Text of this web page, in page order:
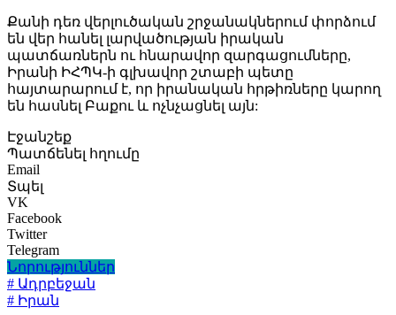
Քանի դեռ վերլուծական շրջանակներում փորձում
են վեր հանել լարվածության իրական
պատճառներն ու հնարավոր զարգացումները,
Իրանի ԻՀՊԿ-ի գլխավոր շտաբի պետը
հայտարարում է, որ իրանական հրթիռները կարող
են հասնել Բաքու և ոչնչացնել այն:
Էջանշեք
Պատճենել հղումը
Email
Տպել
VK
Facebook
Twitter
Telegram
Նորություններ
# Ադրբեջան
# Իրան